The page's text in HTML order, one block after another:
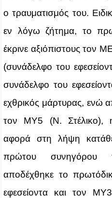
ο τραυματισμός του.
εν λόγω ζήτημα, το
έκρινε αξιόπιστους τον
(συνάδελφο του
συνάδελφο του
εχθρικός μάρτυρας, ενώ
τον ΜΥ5 (Ν. Στέλικο),
αφορά στη λήψη
πρώτου συνηγόρου
αποδέχθηκε το
εφεσείοντα και τον